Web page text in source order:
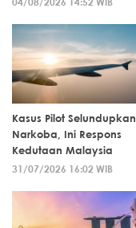
Kasus Pilot Selundupkan
Narkoba, Ini Respons
Kedutaan Malaysia
31/07/2026 16:02 WIB